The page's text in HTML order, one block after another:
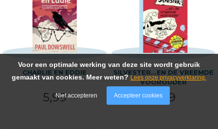
CHARLIE EN EDDIE
5,99
SILVESTER...EN DE VREEMDE
VOOROUDER
9,99
Voor een optimale werking van deze site wordt gebruik
gemaakt van cookies. Meer weten?Lees onze privacyverklaring.
Niet accepteren Accepteer cookies